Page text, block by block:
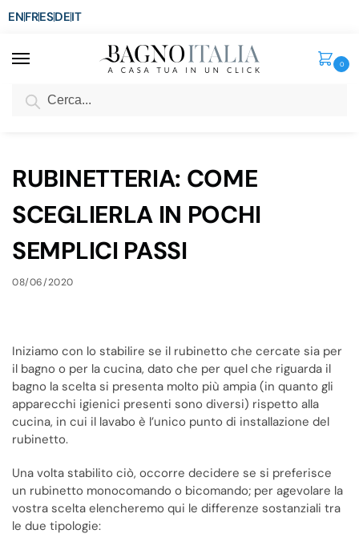
ENFRESDEIT
0
SCONTO del 3%
RUBINETTERIA: COME
SCEGLIERLA IN POCHI
SEMPLICI PASSI
08/06/2020
Iniziamo con lo stabilire se il rubinetto che cercate sia per
il bagno o per la cucina, dato che per quel che riguarda il
bagno la scelta si presenta molto più ampia (in quanto gli
apparecchi igienici presenti sono diversi) rispetto alla
cucina, in cui il lavabo è l’unico punto di installazione del
rubinetto.
Una volta stabilito ciò, occorre decidere se si preferisce
un rubinetto monocomando o bicomando; per agevolare la
vostra scelta elencheremo qui le differenze sostanziali tra
le due tipologie: